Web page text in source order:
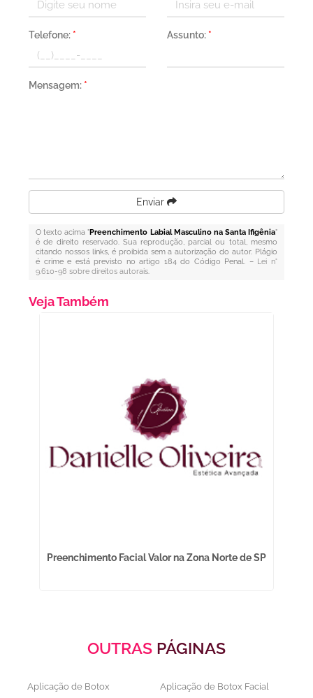
Telefone: * Assunto: *
Mensagem: *
Enviar
O texto acima "Preenchimento Labial Masculino na Santa Ifigênia"
é de direito reservado. Sua reprodução, parcial ou total, mesmo
citando nossos links, é proibida sem a autorização do autor. Plágio
é crime e está previsto no artigo 184 do Código Penal. – Lei n°
9.610-98 sobre direitos autorais.
Veja Também
Preenchimento Facial Valor na Zona Norte de SP
OUTRAS PÁGINAS
Aplicação de Botox
Aplicação de Botox Facial